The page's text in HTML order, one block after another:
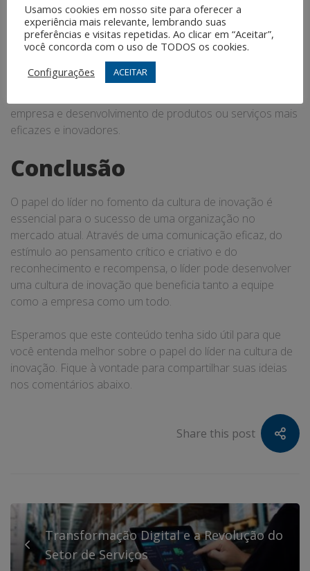
empresarial
Um líder com visão inovadora pode transformar o
ambiente empresarial, tornando-o mais aberto a novas
ideias e soluções. Isso pode resultar em melhor
empresa e desenvolvimento de produtos ou serviços mais
eficazes e inovadores.
Conclusão
O papel do líder no fomento da cultura de inovação é
essencial para o sucesso de uma organização no
mercado atual. Através de uma comunicação eficaz, do
estímulo ao pensamento crítico e criativo e do
reconhecimento e recompensa, o líder pode desenvolver
uma cultura de inovação que beneficia tanto a equipe
como a empresa como um todo.
Esperamos que este conteúdo tenha sido útil para que
você entenda melhor sobre o papel do líder na cultura de
inovação. Fique à vontade para compartilhar suas ideias
nos comentários abaixo.
Share this post
Transformação Digital e a Revolução do
Setor de Serviços
Usamos cookies em nosso site para oferecer a
experiência mais relevante, lembrando suas
preferências e visitas repetidas. Ao clicar em “Aceitar”,
você concorda com o uso de TODOS os cookies.
Configurações
ACEITAR